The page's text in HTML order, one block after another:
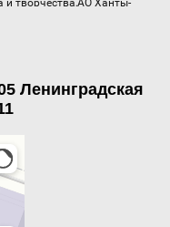
Ленинградская